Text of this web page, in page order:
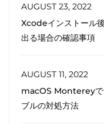
AUGUST 23, 2022
Xcodeインストー
出る場合の確認事項
AUGUST 11, 2022
macOS Montereyで
ブルの対処方法